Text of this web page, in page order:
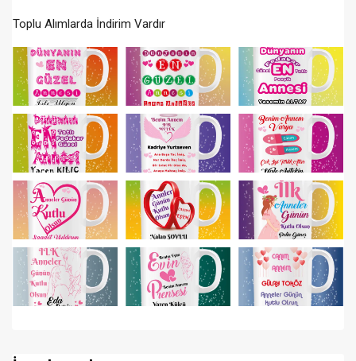
Toplu Alımlarda İndirim Vardır